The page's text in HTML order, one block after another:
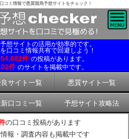
コミ情報で悪質競馬予想サイトをチェック！
想サイトの活用が効率的です。
口コミ情報共有で回避しよう！
件 の投稿があります。
件のサイトを掲載中です。
サイト一覧 悪質サイト一覧
口コミ一覧 予想サイト攻略法
の口コミ投稿があります
報・調査内容も掲載中です